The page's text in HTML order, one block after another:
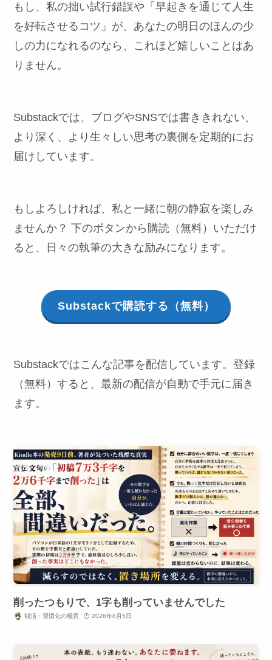
もし、私の拙い試行錯誤や「早起きを通じて人生
を好転させるコツ」が、あなたの明日のほんの少
しの力になれるのなら、これほど嬉しいことはあ
りません。
Substackでは、ブログやSNSでは書ききれない、
より深く、より生々しい思考の裏側を定期的にお
届けしています。
もしよろしければ、私と一緒に朝の静寂を楽しみ
ませんか？ 下のボタンから購読（無料）いただけ
ると、日々の執筆の大きな励みになります。
Substackで購読する（無料）
Substackではこんな記事を配信しています。登録
（無料）すると、最新の配信が自動で手元に届き
ます。
削ったつもりで、1字も削っていませんでした
朝活・習慣化の極意 2026年8月5日